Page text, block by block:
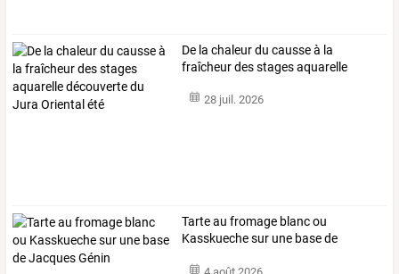
De la chaleurdu causseà la
fraîcheurdesstagesaquarelle
28 juil. 2026
Tarteau fromage blancou
Kasskuechesur une basede